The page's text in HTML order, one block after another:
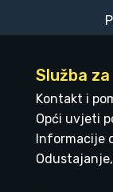
Služba
Kontakt i
Opći uvjeti
Informacije